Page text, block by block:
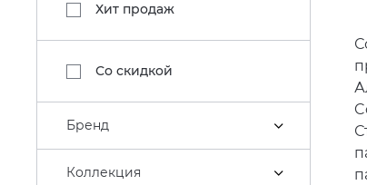
Хит продаж
Со скидкой
Бренд
Коллекция